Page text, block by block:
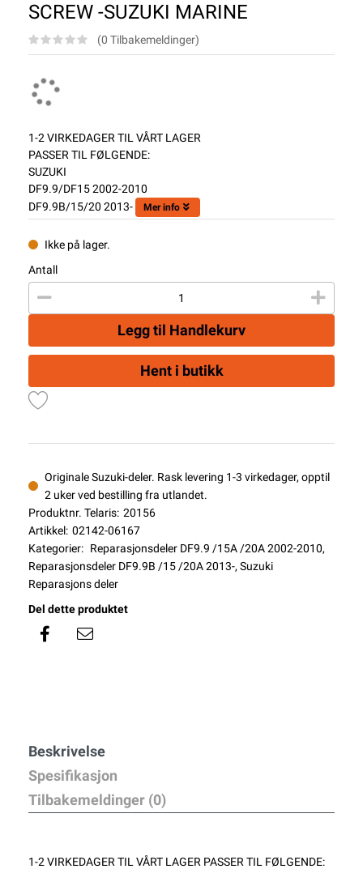
SCREW -SUZUKI MARINE
(0 Tilbakemeldinger)
1-2 VIRKEDAGER TIL VÅRT LAGER
PASSER TIL FØLGENDE:
SUZUKI
DF9.9/DF15 2002-2010
DF9.9B/15/20 2013-
Mer info
Ikke på lager.
Antall
Legg til Handlekurv
Hent i butikk
Originale Suzuki-deler. Rask levering 1-3 virkedager, opptil
2 uker ved bestilling fra utlandet.
Produktnr. Telaris: 20156
Artikkel: 02142-06167
Kategorier: Reparasjonsdeler DF9.9 /15A /20A 2002-2010,
Reparasjonsdeler DF9.9B /15 /20A 2013-, Suzuki
Reparasjons deler
Del dette produktet
Beskrivelse
Spesifikasjon
Tilbakemeldinger (0)
1-2 VIRKEDAGER TIL VÅRT LAGER PASSER TIL FØLGENDE: